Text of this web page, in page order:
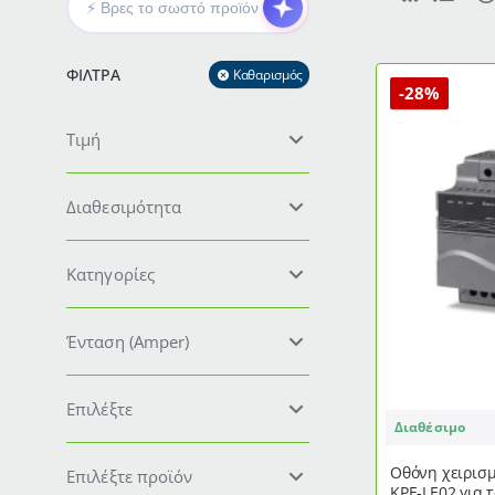
ΦΊΛΤΡΑ Καθαρισμός
Τιμή
Διαθεσιμότητα
Κατηγορίες
Ένταση (Amper)
Επιλέξτε
Επιλέξτε προϊόν
-28%
Διαθέσιμο
Οθόνη